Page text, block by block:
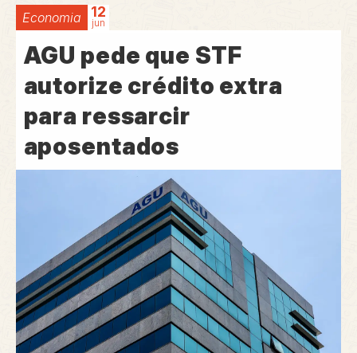
Economia 12
jun
AGU pede que STF
autorize crédito extra
para ressarcir
aposentados